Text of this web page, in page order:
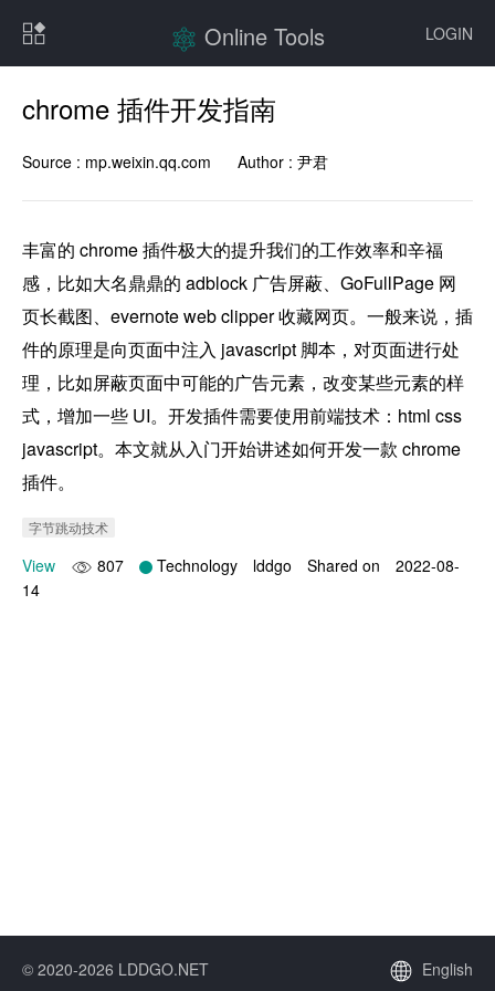
LOGIN
Online Tools
chrome 插件开发指南
Source : mp.weixin.qq.com Author : 尹君
丰富的 chrome 插件极大的提升我们的工作效率和辛福
感，比如大名鼎鼎的 adblock 广告屏蔽、GoFullPage 网
页长截图、evernote web clipper 收藏网页。一般来说，插
件的原理是向页面中注入 javascript 脚本，对页面进行处
理，比如屏蔽页面中可能的广告元素，改变某些元素的样
式，增加一些 UI。开发插件需要使用前端技术：html css
javascript。本文就从入门开始讲述如何开发一款 chrome
插件。
字节跳动技术
View 807 Technology lddgo Shared on
2022-08-
14
© 2020-2026 LDDGO.NET English